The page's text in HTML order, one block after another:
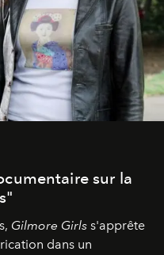
sur la
Gilmore Girls s'apprête
dans un